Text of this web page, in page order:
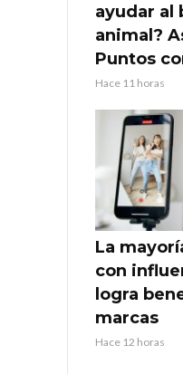
ayudar al
animal?
Puntos
Hace 11 horas
La
con
logra
marcas
Hace 12 horas